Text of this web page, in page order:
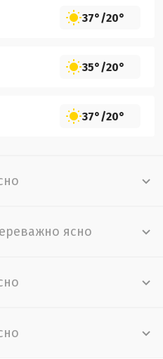
37°/20°
35°/20°
37°/20°
ясно